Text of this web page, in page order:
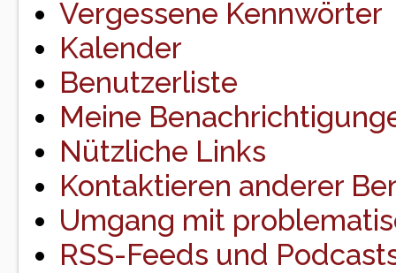
Vergessene Kennwörter
Kalender
Benutzerliste
Meine
Nützliche Links
Kontaktieren anderer
Umgang mit
RSS-Feeds und